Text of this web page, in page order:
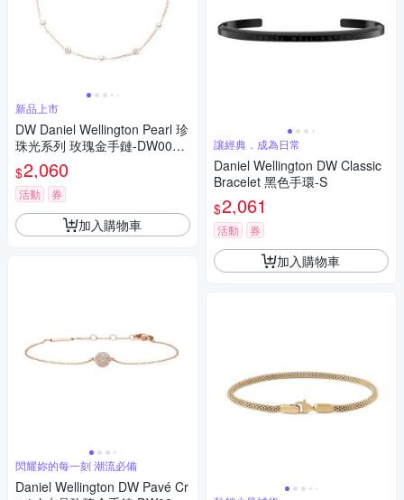
新品上市
DW Daniel Wellington Pearl 珍
珠光系列 玫瑰金手鏈-DW0040
1953
$2,060
活動 券
加入購物車
閃耀妳的每一刻 潮流必備
Daniel Wellington DW Pavé Cr
讓經典，成為日常
Daniel Wellington DW Classic
Bracelet 黑色手環-S
$2,061
活動 券
加入購物車